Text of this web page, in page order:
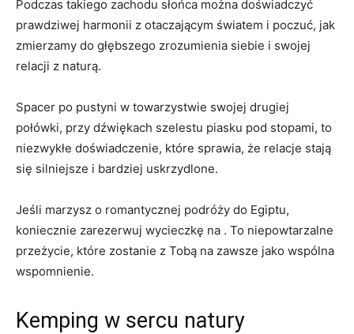
Podczas ⁤takiego zachodu ‍słońca można doświadczyć
‍prawdziwej harmonii z otaczającym światem i poczuć, jak
zmierzamy⁣ do głębszego zrozumienia siebie i swojej
relacji z naturą.
Spacer po‌ pustyni w towarzystwie swojej drugiej
⁣połówki, przy dźwiękach szelestu piasku pod stopami, to
niezwykłe doświadczenie,⁤ które sprawia, że relacje stają
się silniejsze i bardziej uskrzydlone.
Jeśli marzysz⁣ o romantycznej podróży do Egiptu,
koniecznie zarezerwuj wycieczkę na​ . To​ niepowtarzalne
przeżycie, które zostanie z Tobą na‌ zawsze jako​ wspólna
wspomnienie.
Kemping w sercu natury